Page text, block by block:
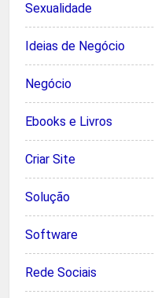
Sexualidade
Ideias de Negócio
Negócio
Ebooks e Livros
Criar Site
Solução
Software
Rede Sociais